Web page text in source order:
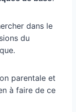
dans le
du
parentale et
à faire de ce